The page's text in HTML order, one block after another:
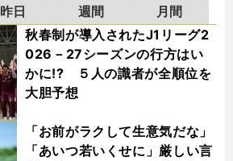
昨日 週間
月間
秋春制が導入されたJ1リーグ2
026－27シーズンの行方はい
かに!? ５人の識者が全順位を
大胆予想
「お前がラクして生意気だな」
「あいつ若いくせに」厳しい言